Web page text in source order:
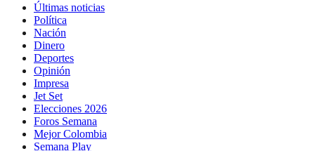
Últimas noticias
Política
Nación
Dinero
Deportes
Opinión
Impresa
Jet Set
Elecciones 2026
Foros Semana
Mejor Colombia
Semana Play